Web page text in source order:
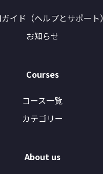
イド（ヘルプとサポート）
お知らせ
Courses
コース一覧
カテゴリー
About us